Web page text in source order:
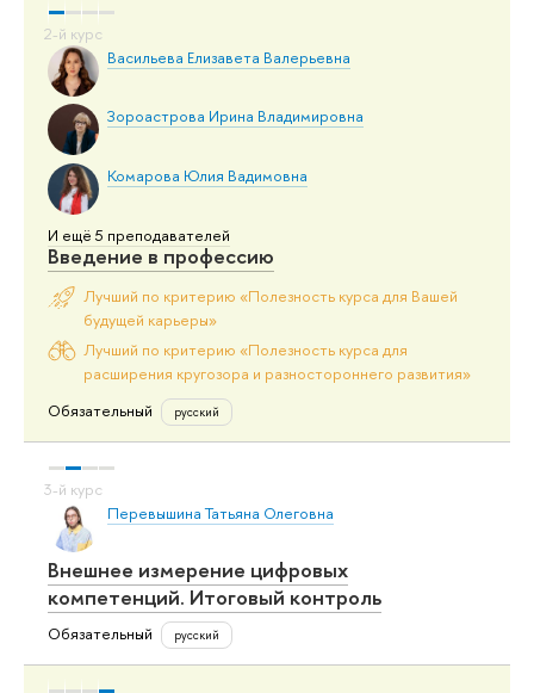
Васильева Елизавета Валерьевна
Зороастрова Ирина Владимировна
Комарова Юлия Вадимовна
И ещё 5 преподавателей
Введение в профессию
Лучший по критерию «Полезность курса для Вашей
будущей карьеры»
Лучший по критерию «Полезность курса для
расширения кругозора и разностороннего развития»
Обязательный
русский
Перевышина Татьяна Олеговна
Внешнее измерение цифровых
компетенций. Итоговый контроль
Обязательный русский